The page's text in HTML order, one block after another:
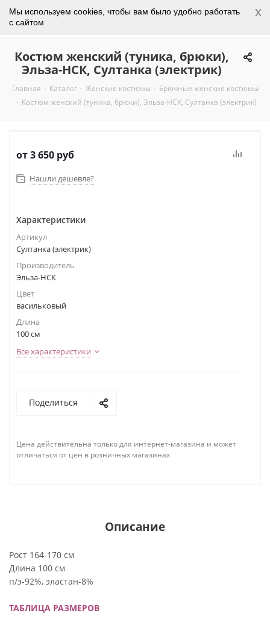
Мы используем cookies, чтобы вам было удобно работать
с сайтом
x
0
Костюм женский (туника, брюки),
Эльза-НСК, Султанка (электрик)
Главная - Каталог - Женские костюмы - Брючные женские костюмы
- Костюм женский (туника, брюки), Эльза-НСК, Султанка (электрик)
от3 650 руб
Нашли дешевле?
Характеристики
Артикул
Султанка (электрик)
Производитель
Эльза-НСК
Цвет
васильковый
Длина
100 см
Все характеристики
Поделиться
Цена действительна только для интернет-магазина и может
отличаться от цен в розничных магазинах
Описание
Рост 164-170 см
Длина 100 см
п/э-92%, эластан-8%
ТАБЛИЦА РАЗМЕРОВ